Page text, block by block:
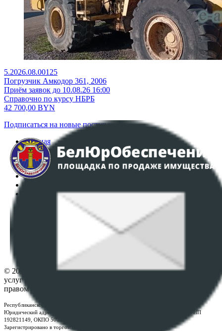
5.2026.08.00125
Погрузчик Амкодор 361, 2006
Приём заявок до 10.08.26 16:00
Справочно по курсу НБРБ
42 700,00 BYN
Подписаться на новые поступления
Главная
Аукционы
Интернет-магазин
Регламент организации и проведения торгов
Политика в отношении обработки персональных
ПОЛОЖЕНИЕ О ПОЛИТИКЕ ОБРАБОТКИ COOKIE-
Настройки cookie-файлов
© 2026 Республиканское унитарное предприятие по оказанию
услуг "БелЮрОбеспечение" - Все права защищены авторским
правом
Республиканское унитарное предприятие по оказанию услуг "БелЮрОбеспечение"
Юридический адрес: г. Минск, пр-т. Дзержинского, 1Б, e-mail:
, УНП
192821149, ОКПО 500111895000
Зарегистрировано в торговом реестре Республики Беларусь: